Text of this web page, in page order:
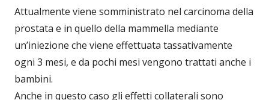
Attualmente viene somministrato nel carcinoma della
prostata e in quello della mammella mediante
un’iniezione che viene effettuata tassativamente
ogni 3 mesi, e da pochi mesi vengono trattati anche i
bambini.
Anche in questo caso gli effetti collaterali sono